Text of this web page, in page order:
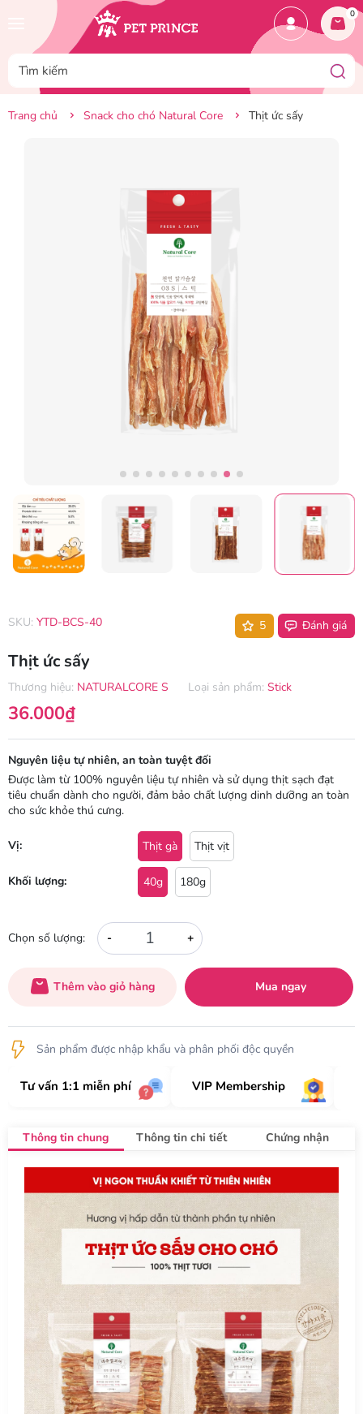
0
Trang chủ Snack cho chó Natural Core Thịt ức sấy
SKU: YTD-BCS-40 5 Đánh giá
Thịt ức sấy
Thương hiệu: NATURALCORE S Loại sản phẩm: Stick
36.000₫
Nguyên liệu tự nhiên, an toàn tuyệt đối
Được làm từ 100% nguyên liệu tự nhiên và sử dụng thịt sạch đạt
tiêu chuẩn dành cho người, đảm bảo chất lượng dinh dưỡng an toàn
cho sức khỏe thú cưng.
Vị: Thịt gà Thịt vịt
Khối lượng: 40g 180g
Chọn số lượng: - +
Thêm vào giỏ hàng Mua ngay
Sản phẩm được nhập khẩu và phân phối độc quyền
Tư vấn 1:1 miễn phí VIP Membership
Thông tin chung Thông tin chi tiết Chứng nhận